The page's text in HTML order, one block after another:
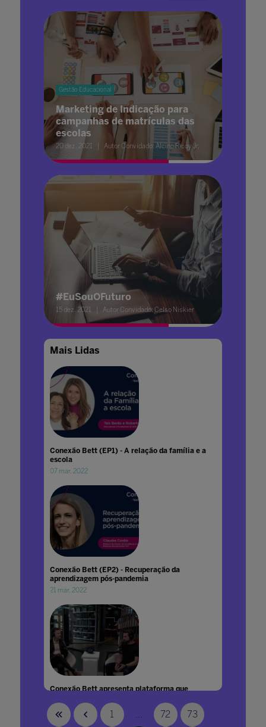
Gestão Educacional
Marketing de Indicação para
campanhas de matrículas das
escolas
20 dez. 2021 Autor Convidado: Alcino Ricoy Jr.
#EuSouOFuturo
15 dez. 2021 Autor Convidado: Celso Niskier
Mais Lidas
Conexão Bett (EP1) - A relação da família e a
escola
07 mar. 2022
Conexão Bett (EP2) - Recuperação da
aprendizagem pós-pandemia
21 mar. 2022
Conexão Bett apresenta plataforma que
conteúdos educacionais
20 jul. 2026 1 72 73